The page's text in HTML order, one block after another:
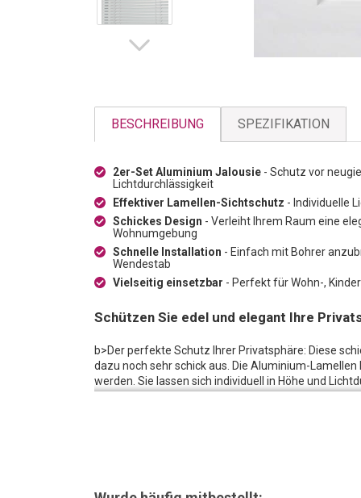
BESCHREIBUNG SPEZIFIKATION
2er-Set Aluminium Jalousie - Schutz vor
Lichtdurchlässigkeit
Effektiver Lamellen-Sichtschutz - Individuelle
Schickes Design - Verleiht Ihrem Raum eine
Wohnumgebung
Schnelle Installation - Einfach mit Bohrer
Wendestab
Vielseitig einsetzbar - Perfekt für Wohn-,
Schützen Sie edel und elegant Ihre
b>Der perfekte Schutz Ihrer Privatsphäre: Diese
dazu noch sehr schick aus. Die Aluminium-
werden. Sie lassen sich individuell in Höhe und